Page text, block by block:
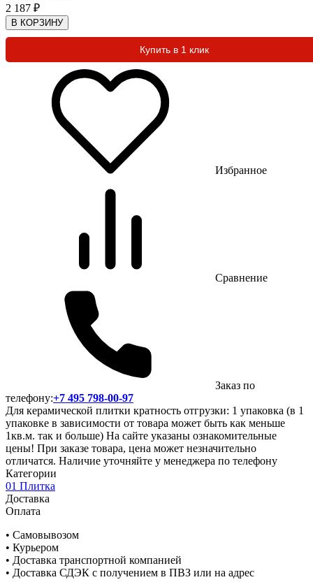
2 187 ₽
В КОРЗИНУ
Купить в 1 клик
Избранное
Сравнение
Заказ по
телефону:+7 495 798-00-97
Для керамической плитки кратность отгрузки: 1 упаковка (в 1
упаковке в зависимости от товара может быть как меньше
1кв.м. так и больше) На сайте указаны ознакомительные
цены! При заказе товара, цена может незначительно
отличатся. Наличие уточняйте у менеджера по телефону
Категории
01 Плитка
Доставка
Оплата
• Самовывозом
• Курьером
• Доставка транспортной компанией
• Доставка СДЭК с получением в ПВЗ или на адрес